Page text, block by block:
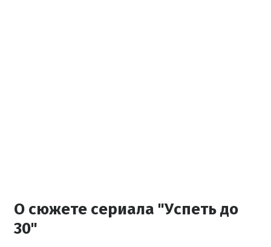
О сюжете сериала "Успеть до
30"